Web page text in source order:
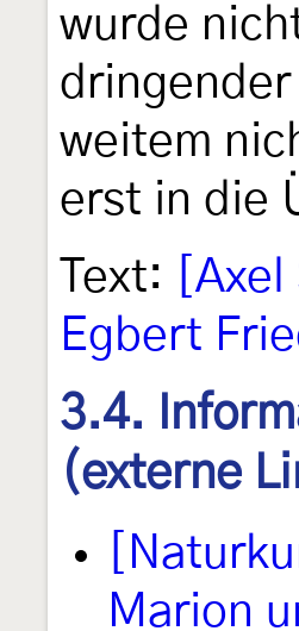
wurde
weitem
erst in die
Text:
Egbert
3.4.
(externe
Marion